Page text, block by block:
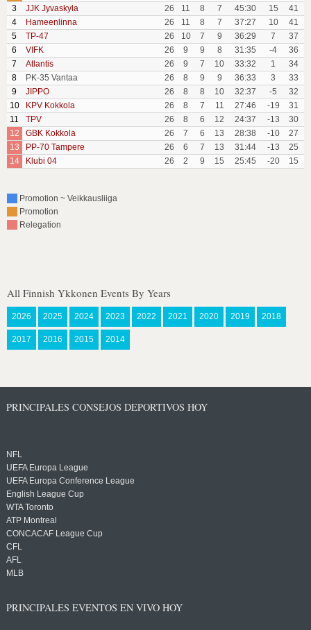
3
JJK Jyvaskyla 26 11 8 7 45:30 15
41
4
Hameenlinna 26 11 8 7 37:27 10
41
5
TP-47 26 10 7 9 36:29 7
37
6
VIFK 26 9 9 8 31:35 -4
36
7
Atlantis 26 9 7 10 33:32 1
34
8
PK-35 Vantaa 26 8 9 9 36:33 3
33
9
JIPPO 26 8 8 10 32:37 -5
32
10
KPV Kokkola 26 8 7 11 27:46 -19
31
11
TPV 26 8 6 12 24:37 -13
30
12
GBK Kokkola 26 7 6 13 28:38 -10
27
13
PP-70 Tampere 26 6 7 13 31:44 -13
25
14
Klubi 04 26 2 9 15 25:45 -20 15
Promotion ~ Veikkausliiga
Promotion
Relegation
All Finnish Ykkonen Events By Years
2026 2025 2024 2023 2022 2021 2020 2019 2018
2017 2016 2015 2014
PRINCIPALES CONSEJOS DEPORTIVOS HOY
NFL
UEFA Europa League
UEFA Europa Conference League
English League Cup
WTA Toronto
ATP Montreal
CONCACAF League Cup
CFL
AFL
MLB
PRINCIPALES EVENTOS EN VIVO HOY